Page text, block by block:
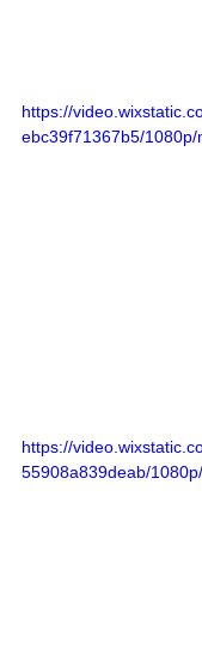
https://
ebc39f71367b5/
https://
55908a839deab/